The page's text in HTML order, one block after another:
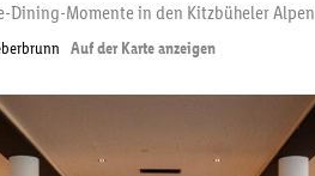
Dining-Momente in den Kitzbüheler Alpen
Auf der Karte anzeigen